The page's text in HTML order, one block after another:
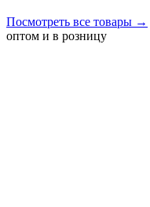
Посмотреть все товары →
оптом и в розницу